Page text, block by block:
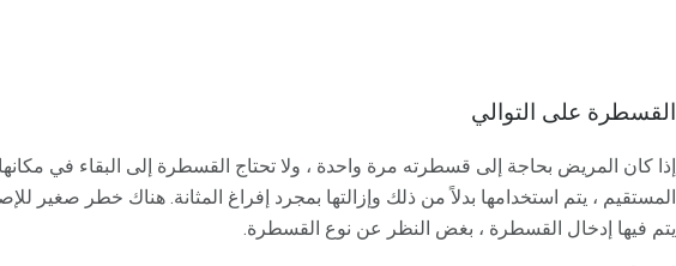
القسطرة على التوالي
إذا كان المريض بحاجة إلى قسطرته مرة واحدة ، ولا تحتاج القسطرة إلى البقاء في
المستقيم ، يتم استخدامها بدلاً من ذلك وإزالتها بمجرد إفراغ المثانة. هناك خطر صغير
يتم فيها إدخال القسطرة ، بغض النظر عن نوع القسطرة.